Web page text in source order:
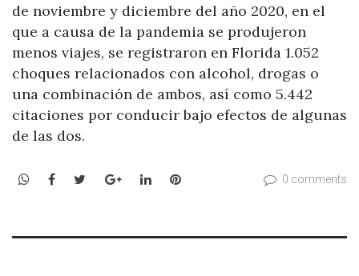
de noviembre y diciembre del año 2020, en el
que a causa de la pandemia se produjeron
menos viajes, se registraron en Florida 1.052
choques relacionados con alcohol, drogas o
una combinación de ambos, así como 5.442
citaciones por conducir bajo efectos de algunas
de las dos.
WhatsApp
Facebook
TwitterGoogle+LinkedInPinterest 0 comments